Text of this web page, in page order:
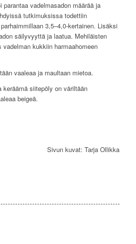
vadelmasadon määrää ja
tutkimuksissa todettiin
3,5–4,0-kertainen. Lisäksi
säilyvyyttä ja laatua. Mehiläisten
kukkiin harmaahomeen
vaaleaa ja maultaan mietoa.
keräämä siitepöly on väriltään
beigeä.
Sivun kuvat: Tarja Ollikka